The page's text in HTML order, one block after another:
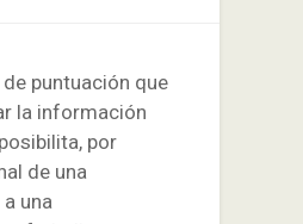
puntuación que
la información
por
de una
una